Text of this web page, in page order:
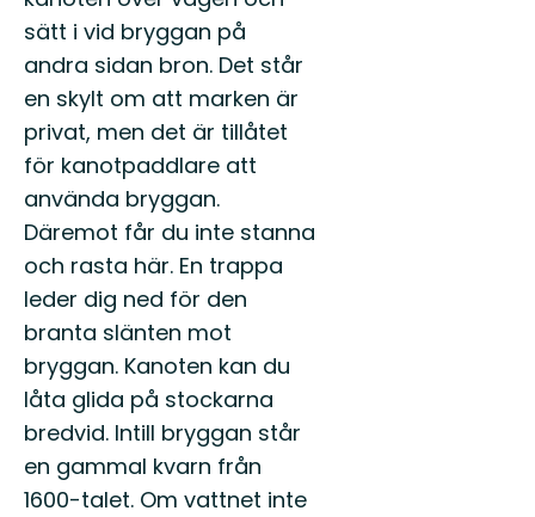
sätt i vid bryggan på
andra sidan bron. Det står
en skylt om att marken är
privat, men det är tillåtet
för kanotpaddlare att
använda bryggan.
Däremot får du inte stanna
och rasta här. En trappa
leder dig ned för den
branta slänten mot
bryggan. Kanoten kan du
låta glida på stockarna
bredvid. Intill bryggan står
en gammal kvarn från
1600-talet. Om vattnet inte